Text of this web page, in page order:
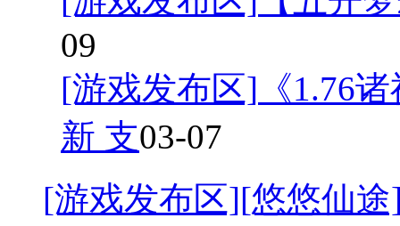
09
[游戏发布区] 《1.76
新 支03-07
[游戏发布区][悠悠仙